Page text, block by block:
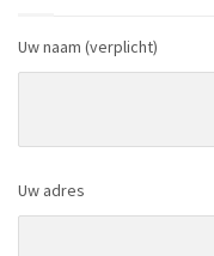
Uw naam (verplicht)
Uw adres